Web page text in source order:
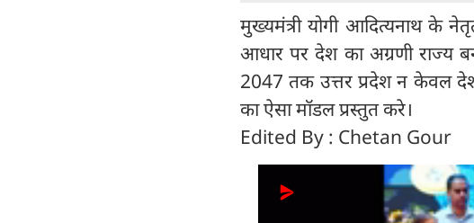
मुख्यमंत्री योगी आदित्यनाथ के
आधार पर देश का अग्रणी राज्य
2047 तक उत्तर प्रदेश न केवल
का ऐसा मॉडल प्रस्तुत करे।
Edited By : Chetan Gour